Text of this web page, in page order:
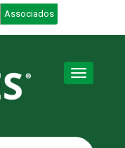
Associados
Toggle